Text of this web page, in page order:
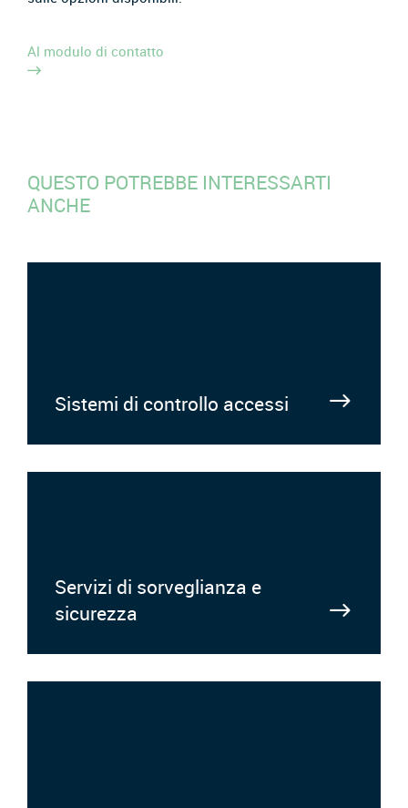
Al modulo di contatto
QUESTO POTREBBE INTERESSARTI
ANCHE
Sistemi di controllo accessi
Servizi di sorveglianza e
sicurezza